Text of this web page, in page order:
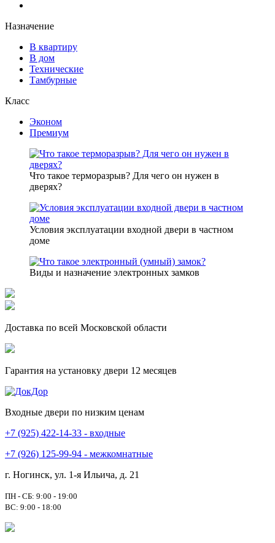
Назначение
В квартиру
В дом
Технические
Тамбурные
Класс
Эконом
Премиум
Что такое терморазрыв? Для чего он нужен в
дверях?
Условия эксплуатации входной двери в частном
доме
Виды и назначение электронных замков
Доставка по всей Московской области
Гарантия на установку двери 12 месяцев
Входные двери по низким ценам
+7 (925) 422-14-33 - входные
+7 (926) 125-99-94 - межкомнатные
г. Ногинск, ул. 1-я Ильича, д. 21
ПН - СБ: 9:00 - 19:00
ВС: 9:00 - 18:00